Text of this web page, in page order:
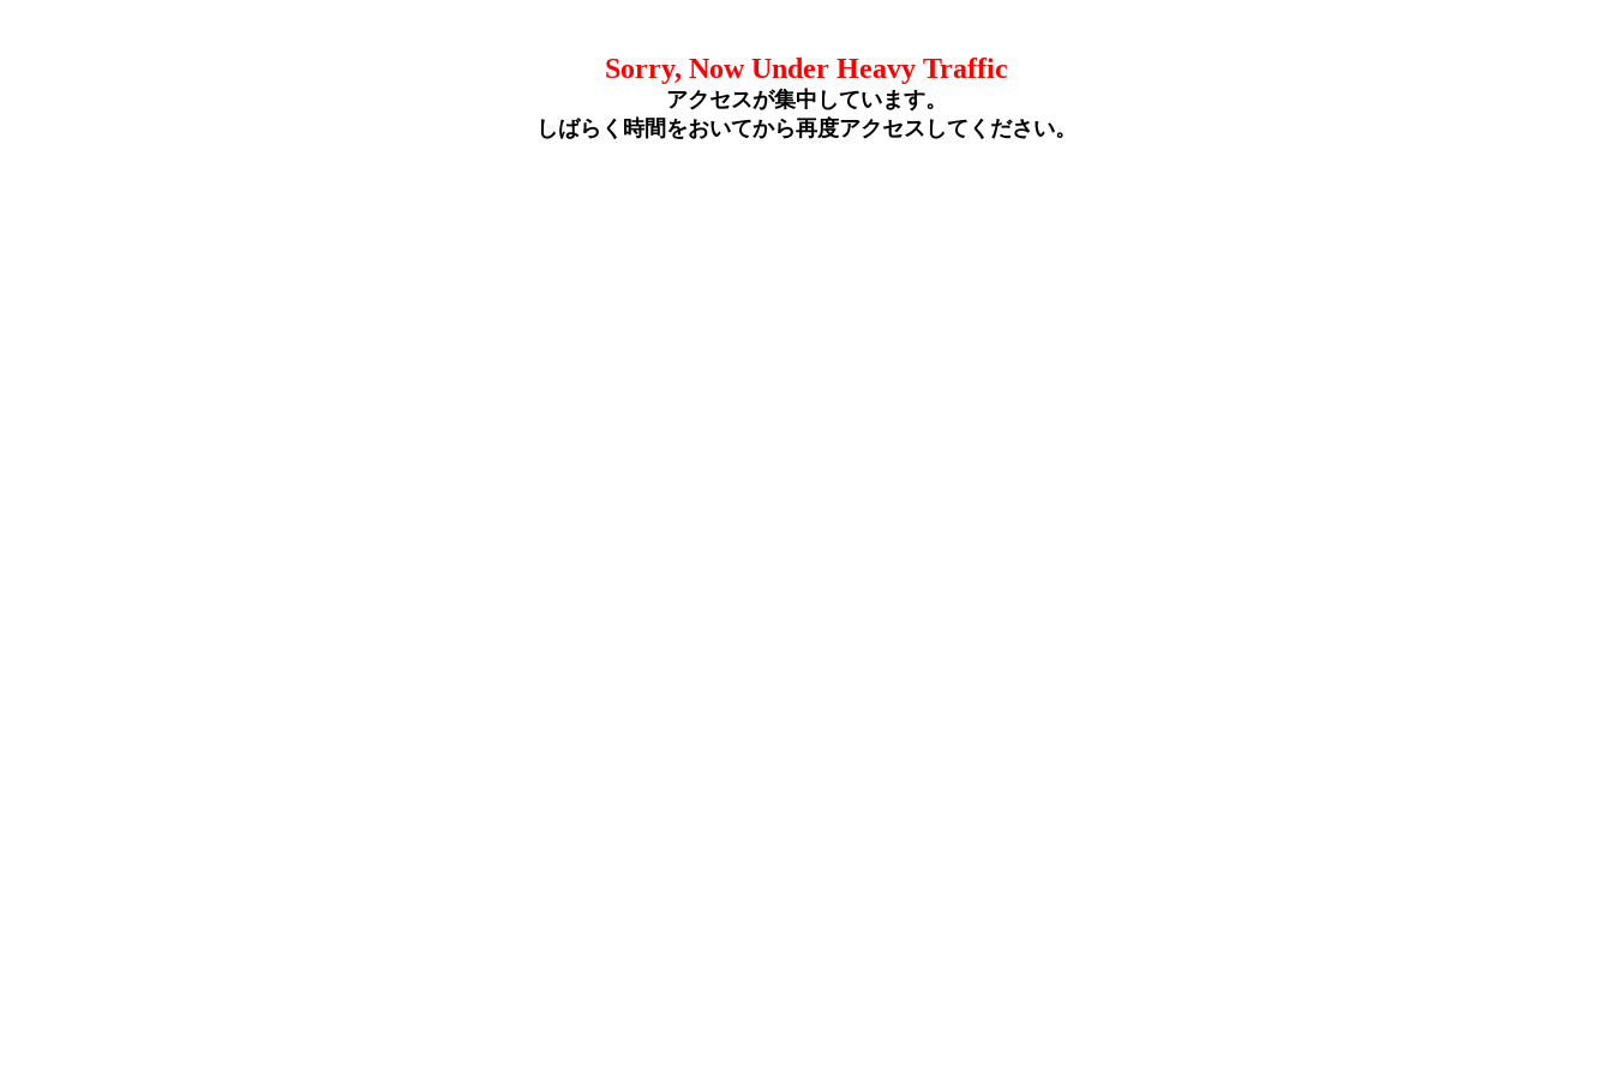
Sorry, Now Under Heavy Traffic
アクセスが集中しています。
しばらく時間をおいてから再度アクセスしてください。